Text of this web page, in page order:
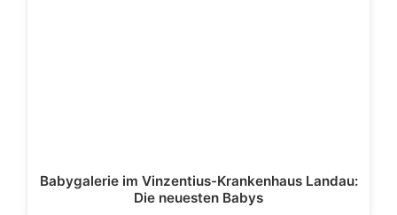
Babygalerie im Vinzentius-Krankenhaus Landau:
Die neuesten Babys